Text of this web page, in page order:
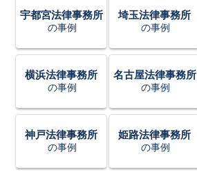
宇都宮法律事務所
の事例
埼玉法律事務所
の事例
横浜法律事務所
の事例
名古屋法律事務所
の事例
神戸法律事務所
の事例
姫路法律事務所
の事例